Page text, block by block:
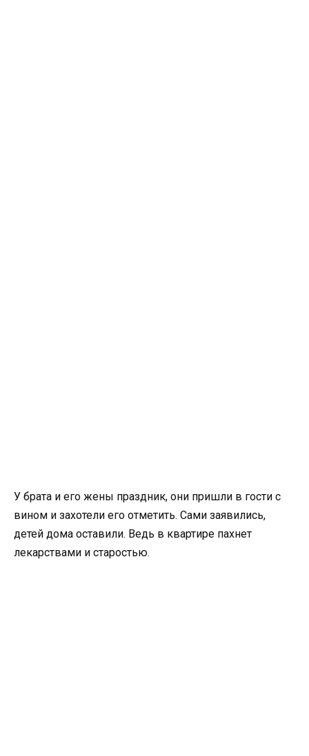
У брата и его жены праздник, они пришли в гости с
вином и захотели его отметить. Сами заявились,
детей дома оставили. Ведь в квартире пахнет
лекарствами и старостью.